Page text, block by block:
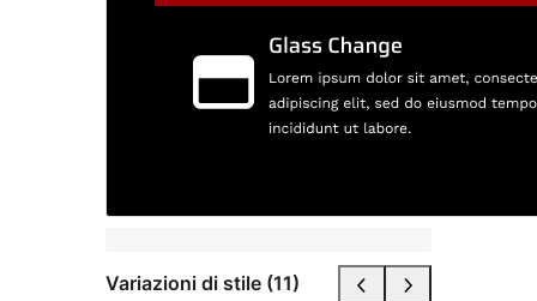
Variazioni di stile (11)